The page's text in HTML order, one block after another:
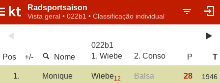
Radsportsaison
Vista geral • 022b1 • Classificação individual
Pos +/- Nome
022b1
1. Wiebe
2. Conso P T
1. Monique Wiebe12 Balsa 28 1946